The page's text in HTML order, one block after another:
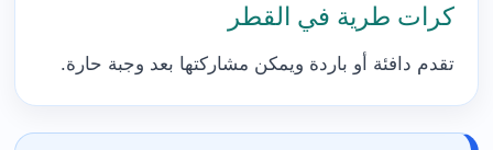
كرات طرية في القطر
تقدم دافئة أو باردة ويمكن مشاركتها بعد وجبة حارة.